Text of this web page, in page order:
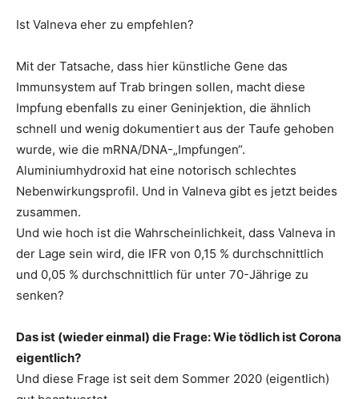
Ist Valneva eher zu empfehlen?
Mit der Tatsache, dass hier künstliche Gene das
Immunsystem auf Trab bringen sollen, macht diese
Impfung ebenfalls zu einer Geninjektion, die ähnlich
schnell und wenig dokumentiert aus der Taufe gehoben
wurde, wie die mRNA/DNA-„Impfungen“.
Aluminiumhydroxid hat eine notorisch schlechtes
Nebenwirkungsprofil. Und in Valneva gibt es jetzt beides
zusammen.
Und wie hoch ist die Wahrscheinlichkeit, dass Valneva in
der Lage sein wird, die IFR von 0,15 % durchschnittlich
und 0,05 % durchschnittlich für unter 70-Jährige zu
senken?
Das ist (wieder einmal) die Frage: Wie tödlich ist Corona
eigentlich?
Und diese Frage ist seit dem Sommer 2020 (eigentlich)